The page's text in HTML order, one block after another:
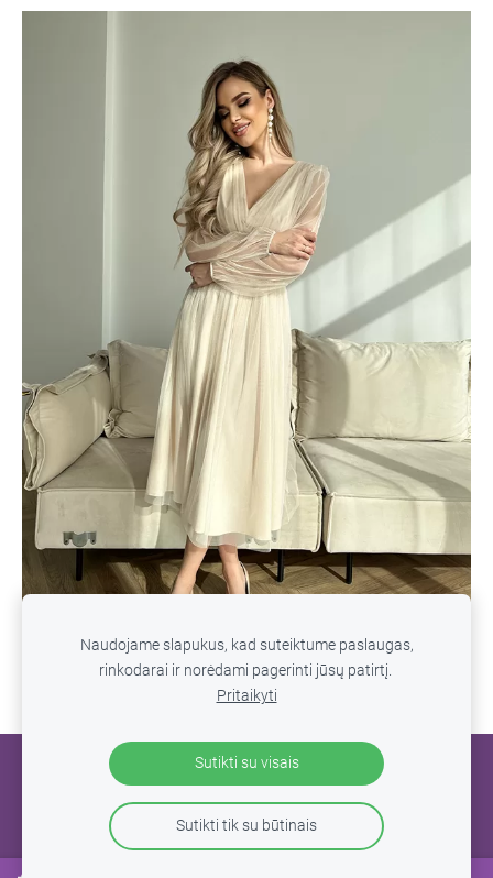
Naudojame slapukus, kad suteiktume paslaugas,
rinkodarai ir norėdami pagerinti jūsų patirtį.
Pritaikyti
Sutikti su visais
Sutikti tik su būtinais